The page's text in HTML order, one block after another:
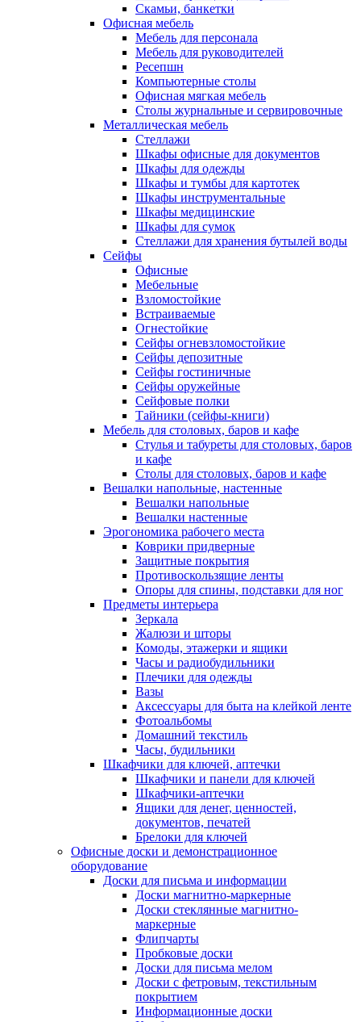
Скамьи, банкетки
Офисная мебель
Мебель для персонала
Мебель для руководителей
Ресепшн
Компьютерные столы
Офисная мягкая мебель
Столы журнальные и сервировочные
Металлическая мебель
Стеллажи
Шкафы офисные для документов
Шкафы для одежды
Шкафы и тумбы для картотек
Шкафы инструментальные
Шкафы медицинские
Шкафы для сумок
Стеллажи для хранения бутылей воды
Сейфы
Офисные
Мебельные
Взломостойкие
Встраиваемые
Огнестойкие
Сейфы огневзломостойкие
Сейфы депозитные
Сейфы гостиничные
Сейфы оружейные
Сейфовые полки
Тайники (сейфы-книги)
Мебель для столовых, баров и кафе
Стулья и табуреты для столовых, баров
и кафе
Столы для столовых, баров и кафе
Вешалки напольные, настенные
Вешалки напольные
Вешалки настенные
Эрогономика рабочего места
Коврики придверные
Защитные покрытия
Противоскользящие ленты
Опоры для спины, подставки для ног
Предметы интерьера
Зеркала
Жалюзи и шторы
Комоды, этажерки и ящики
Часы и радиобудильники
Плечики для одежды
Вазы
Аксессуары для быта на клейкой ленте
Фотоальбомы
Домашний текстиль
Часы, будильники
Шкафчики для ключей, аптечки
Шкафчики и панели для ключей
Шкафчики-аптечки
Ящики для денег, ценностей,
документов, печатей
Брелоки для ключей
Офисные доски и демонстрационное
оборудование
Доски для письма и информации
Доски магнитно-маркерные
Доски стеклянные магнитно-
маркерные
Флипчарты
Пробковые доски
Доски для письма мелом
Доски с фетровым, текстильным
покрытием
Информационные доски